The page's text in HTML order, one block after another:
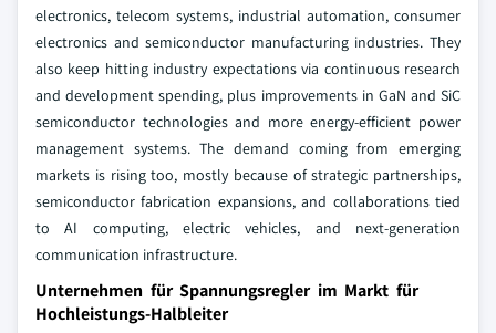
electronics, telecom systems, industrial automation, consumer
electronics and semiconductor manufacturing industries. They
also keep hitting industry expectations via continuous research
and development spending, plus improvements in GaN and SiC
semiconductor technologies and more energy-efficient power
management systems. The demand coming from emerging
markets is rising too, mostly because of strategic partnerships,
semiconductor fabrication expansions, and collaborations tied
to AI computing, electric vehicles, and next-generation
communication infrastructure.
Unternehmen für Spannungsregler im Markt für
Hochleistungs-Halbleiter